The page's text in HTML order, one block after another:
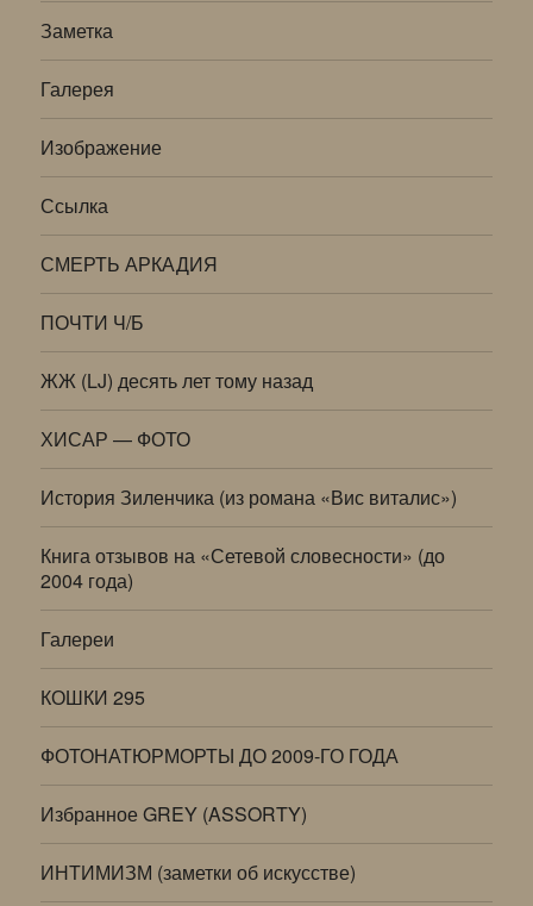
Заметка
Галерея
Изображение
Ссылка
СМЕРТЬ АРКАДИЯ
ПОЧТИ Ч/Б
ЖЖ (LJ) десять лет тому назад
ХИСАР — ФОТО
История Зиленчика (из романа «Вис виталис»)
Книга отзывов на «Сетевой словесности» (до
2004 года)
Галереи
КОШКИ 295
ФОТОНАТЮРМОРТЫ ДО 2009-ГО ГОДА
Избранное GREY (ASSORTY)
ИНТИМИЗМ (заметки об искусстве)